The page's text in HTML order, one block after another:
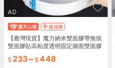
AD
【臺灣現貨】魔力納米雙面膠帶無痕
雙面膠貼高粘度透明固定牆面雙面膠
233~ 448